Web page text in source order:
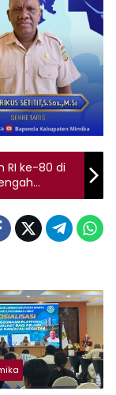
RI ke-80 di